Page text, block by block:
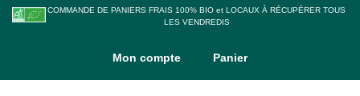
COMMANDE DE PANIERS FRAIS 100% BIO et LOCAUX À RÉCUPÉRER TOUS
LES VENDREDIS
Mon compte Panier